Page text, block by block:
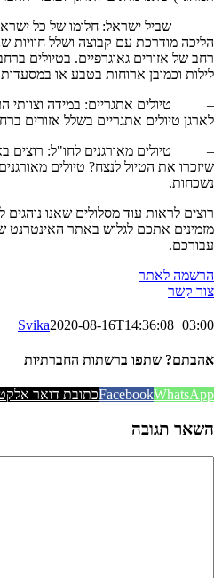
– שביל ישראל: חלומו של כל ישראלי
הליכה מודרכת עם קבוצה ושלל חוויות
רחב של אזורים גאוגרפיים. בטיולים
לילות וכמובן ארוחות בטבע או במסעדות
– טיולים אתגריים: במידה וצוותי
לארגן טיולים אתגריים בשלל אזורים
– טיולים מאורגנים לחו"ל: רוצים
שיזכרו את הטיול לנצח? טיולים
נשכחות.
רוצים לראות עוד מסלולים שאנו נוהגים
מזמינים אתכם לגלוש באתר האינטרנט
עבורכם.
הרשמה לאתר
צור קשר
Svika2020-08-16T14:36:08+03:00
אהבתם? שתפו ברשתות החברתיות
FacebookWhatsApp כתובת דואר
השאר תגובה